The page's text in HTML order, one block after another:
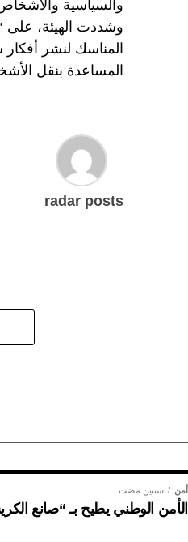
والسياسية
وشددت الهيئة، على
المناسك لنشر
المساعدة بنقل
radar posts
أمن سنتين مضت
الأمن الوطني يطيح بـ “صانع